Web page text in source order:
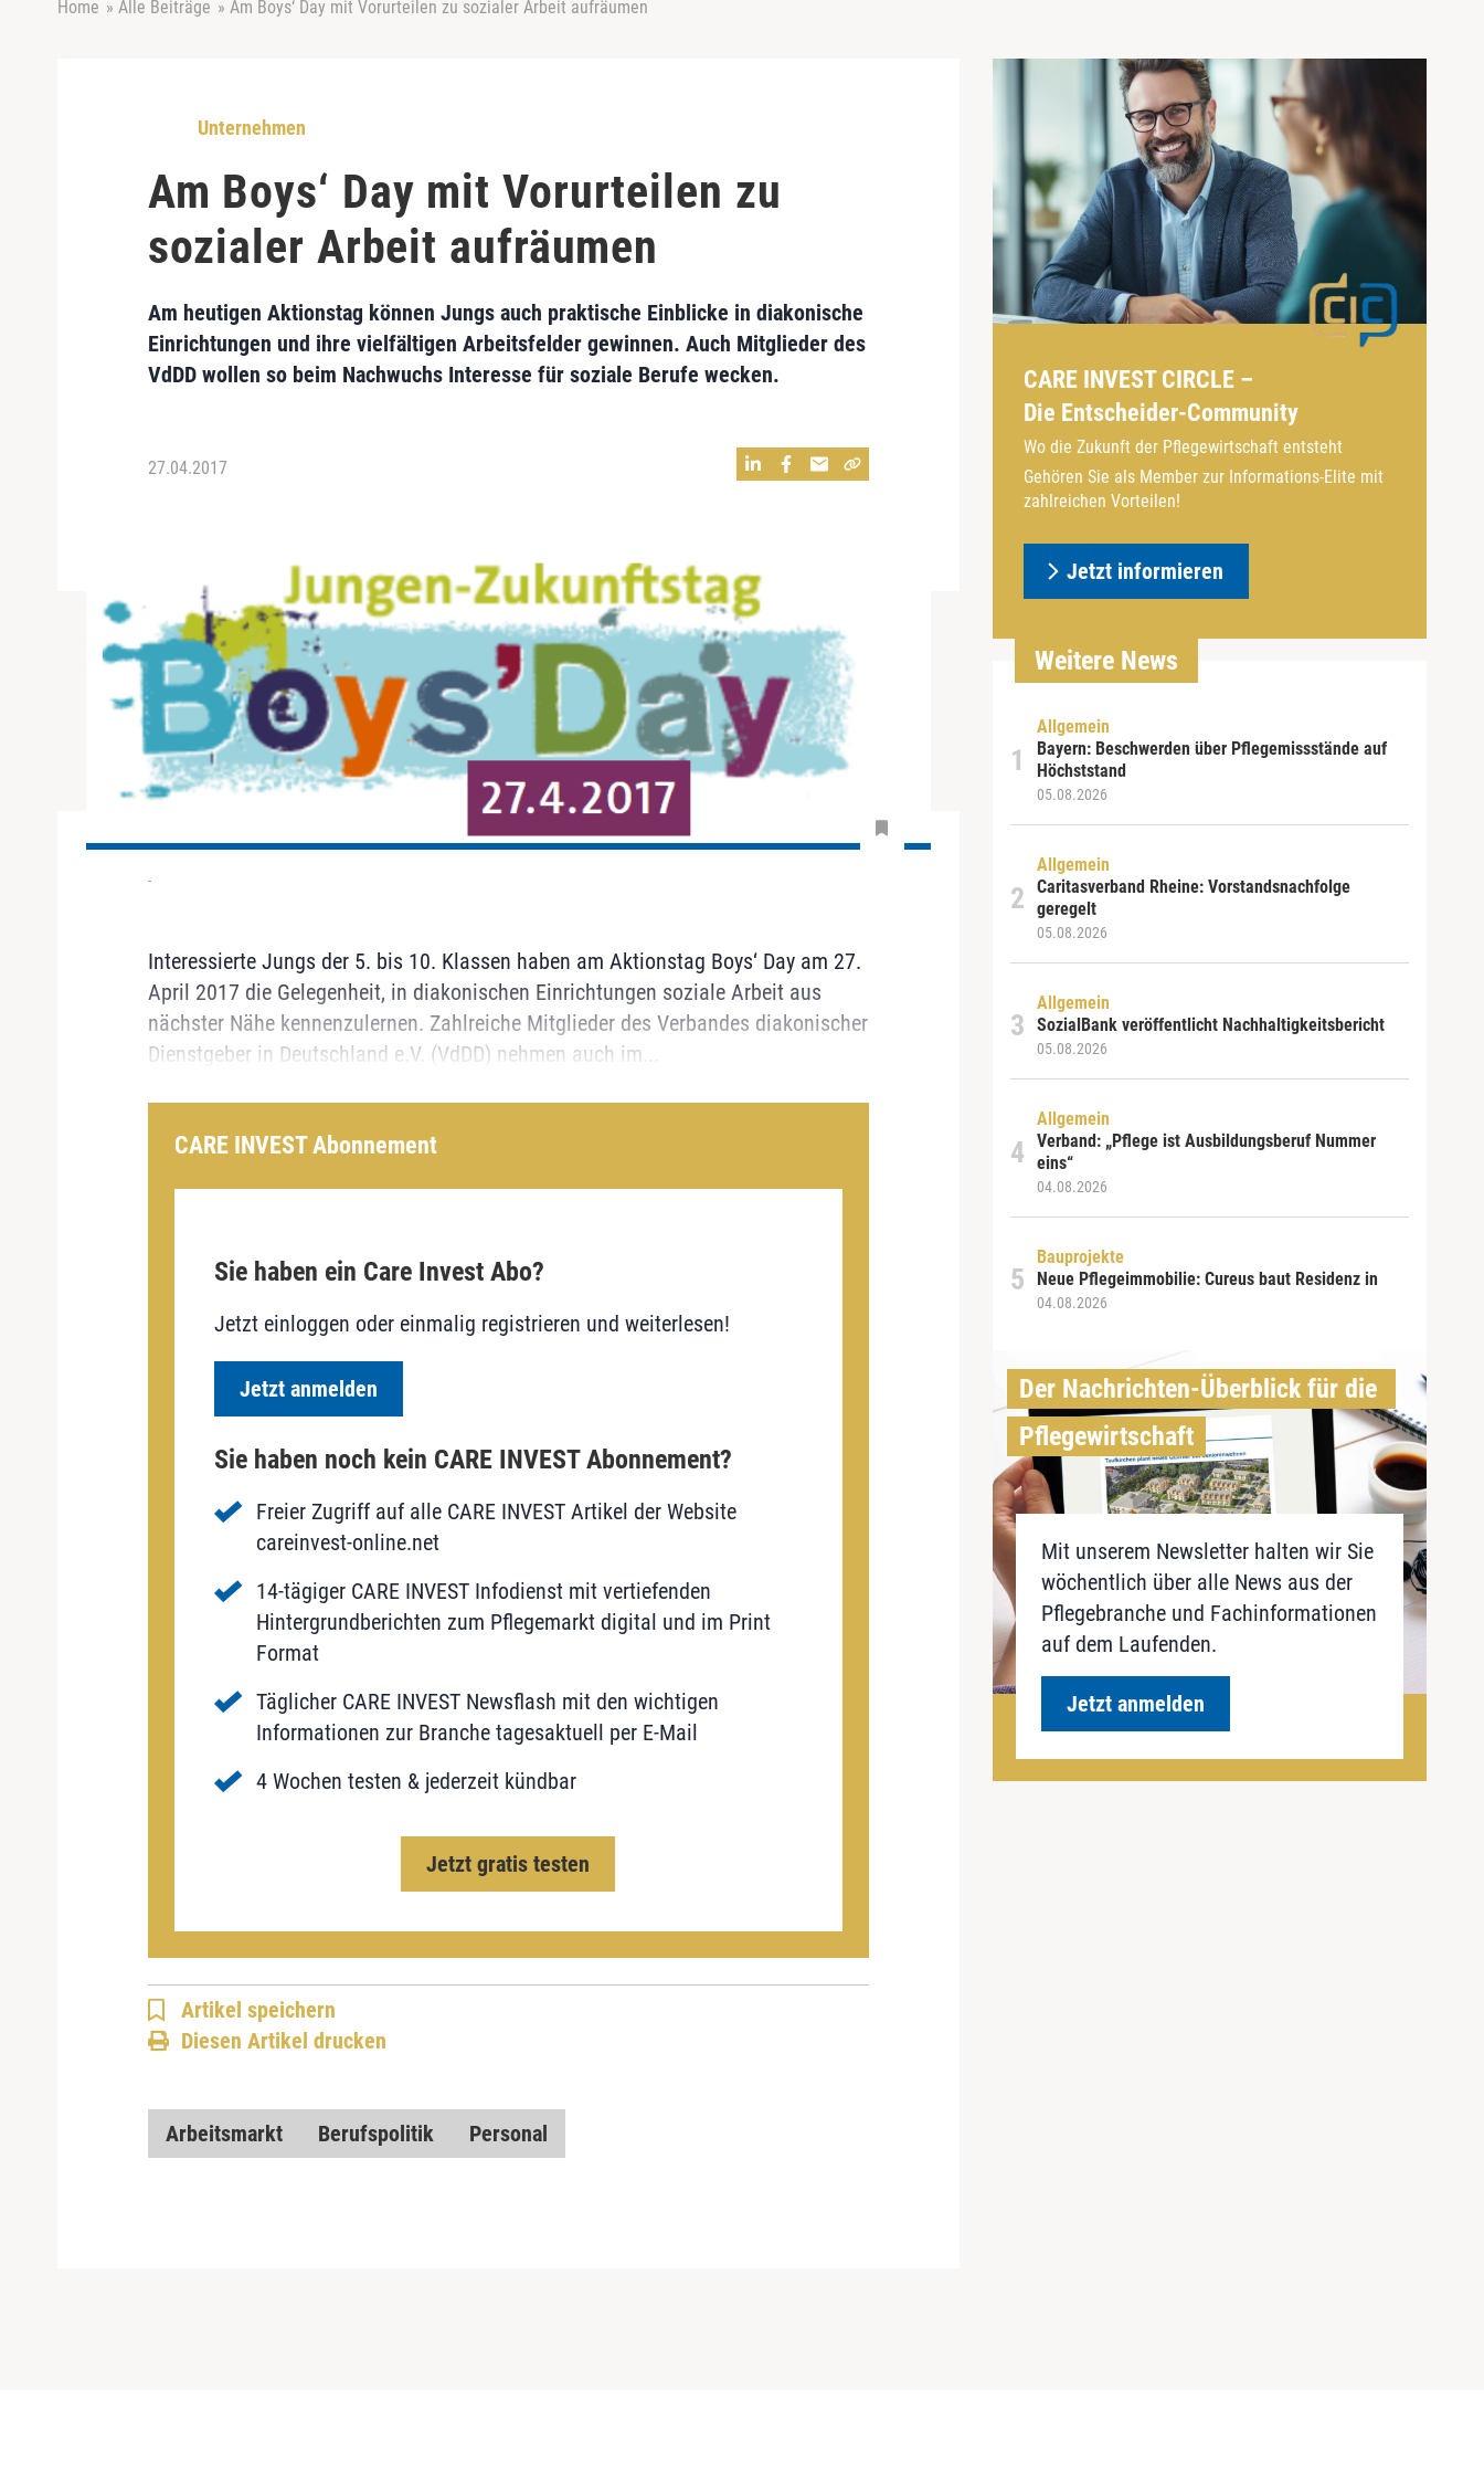
Home » Alle Beiträge » Am Boys‘ Day mit Vorurteilen zu sozialer Arbeit aufräumen
Unternehmen
Am Boys‘ Day mit Vorurteilen zu
sozialer Arbeit aufräumen
Am heutigen Aktionstag können Jungs auch praktische Einblicke in diakonische
Einrichtungen und ihre vielfältigen Arbeitsfelder gewinnen. Auch Mitglieder des
VdDD wollen so beim Nachwuchs Interesse für soziale Berufe wecken.
27.04.2017
-
Interessierte Jungs der 5. bis 10. Klassen haben am Aktionstag Boys‘ Day am 27.
April 2017 die Gelegenheit, in diakonischen Einrichtungen soziale Arbeit aus
nächster Nähe kennenzulernen. Zahlreiche Mitglieder des Verbandes diakonischer
Dienstgeber in Deutschland e.V. (VdDD) nehmen auch im...
CARE INVEST Abonnement
Sie haben ein Care Invest Abo?
Jetzt einloggen oder einmalig registrieren und weiterlesen!
Jetzt anmelden
Sie haben noch kein CARE INVEST Abonnement?
Freier Zugriff auf alle CARE INVEST Artikel der Website
careinvest-online.net
14-tägiger CARE INVEST Infodienst mit vertiefenden
Hintergrundberichten zum Pflegemarkt digital und im Print
Format
Täglicher CARE INVEST Newsflash mit den wichtigen
Informationen zur Branche tagesaktuell per E-Mail
4 Wochen testen & jederzeit kündbar
Jetzt gratis testen
Artikel speichern
Diesen Artikel drucken
Arbeitsmarkt Berufspolitik Personal
CARE INVEST CIRCLE –
Die Entscheider-Community
Wo die Zukunft der Pflegewirtschaft entsteht
Gehören Sie als Member zur Informations-Elite mit
zahlreichen Vorteilen!
Jetzt informieren
Weitere News
Allgemein
Bayern: Beschwerden über Pflegemissstände auf
Höchststand
05.08.2026
Allgemein
Caritasverband Rheine: Vorstandsnachfolge
geregelt
05.08.2026
Allgemein
SozialBank veröffentlicht Nachhaltigkeitsbericht
05.08.2026
Allgemein
Verband: „Pflege ist Ausbildungsberuf Nummer
eins“
04.08.2026
Bauprojekte
Neue Pflegeimmobilie: Cureus baut Residenz in
04.08.2026
Der Nachrichten-Überblick für die
Pflegewirtschaft
Mit unserem Newsletter halten wir Sie
wöchentlich über alle News aus der
Pflegebranche und Fachinformationen
auf dem Laufenden.
Jetzt anmelden